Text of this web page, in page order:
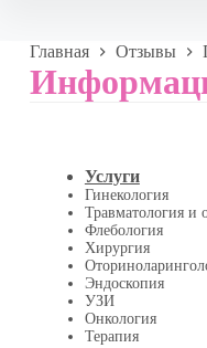
Главная Отзывы
Услуги
Гинекология
Травматология и
Флебология
Хирургия
Эндоскопия
УЗИ
Онкология
Терапия